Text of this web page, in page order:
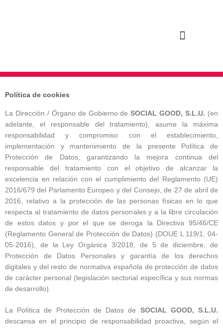
Política de cookies
La Dirección / Órgano de Gobierno deSOCIAL GOOD, S.L.U. (en
adelante, el responsable del tratamiento), asume la máxima
responsabilidad y compromiso con el establecimiento,
implementación y mantenimiento de la presente Política de
Protección de Datos, garantizando la mejora continua del
responsable del tratamiento con el objetivo de alcanzar la
excelencia en relación con el cumplimiento del Reglamento (UE)
2016/679 del Parlamento Europeo y del Consejo, de 27 de abril de
2016, relativo a la protección de las personas físicas en lo que
respecta al tratamiento de datos personales y a la libre circulación
de estos datos y por el que se deroga la Directiva 95/46/CE
(Reglamento General de Protección de Datos) (DOUE L 119/1, 04-
05-2016), de la Ley Orgánica 3/2018, de 5 de diciembre, de
Protección de Datos Personales y garantía de los derechos
digitales y del resto de normativa española de protección de datos
de carácter personal (legislación sectorial específica y sus normas
de desarrollo).
La Política de Protección de Datos de SOCIAL GOOD, S.L.U.
descansa en el principio de responsabilidad proactiva, según el